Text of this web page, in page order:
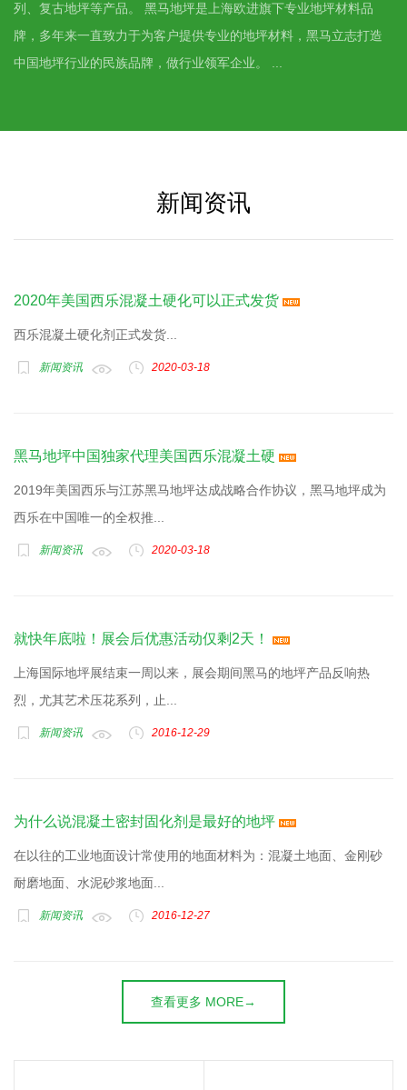
列、复古地坪等产品。 黑马地坪是上海欧进旗下专业地坪材料品
牌，多年来一直致力于为客户提供专业的地坪材料，黑马立志打造
中国地坪行业的民族品牌，做行业领军企业。 ...
新闻资讯
2020年美国西乐混凝土硬化可以正式发货
西乐混凝土硬化剂正式发货...
新闻资讯 2020-03-18
黑马地坪中国独家代理美国西乐混凝土硬
2019年美国西乐与江苏黑马地坪达成战略合作协议，黑马地坪成为
西乐在中国唯一的全权推...
新闻资讯 2020-03-18
就快年底啦！展会后优惠活动仅剩2天！
上海国际地坪展结束一周以来，展会期间黑马的地坪产品反响热
烈，尤其艺术压花系列，止...
新闻资讯 2016-12-29
为什么说混凝土密封固化剂是最好的地坪
在以往的工业地面设计常使用的地面材料为：混凝土地面、金刚砂
耐磨地面、水泥砂浆地面...
新闻资讯 2016-12-27
查看更多 MORE→